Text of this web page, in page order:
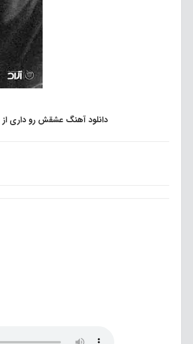
دانلود آهنگ عشقش رو داری